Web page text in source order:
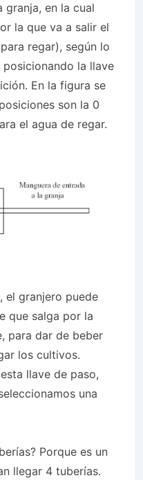
granja, en la cual
la que va a salir el
regar), según lo
la llave
En la figura se
son la 0
el agua de regar.
el granjero puede
que salga por la
para dar de beber
los cultivos.
llave de paso,
una
Porque es un
llegar 4 tuberías.